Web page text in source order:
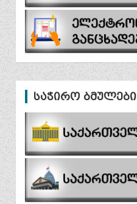
საჭირო ბმულები